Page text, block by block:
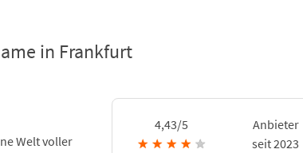
in Frankfurt
Welt voller
4,43/5
★ ★ ★ ★ ★
Anbieter
seit 2023